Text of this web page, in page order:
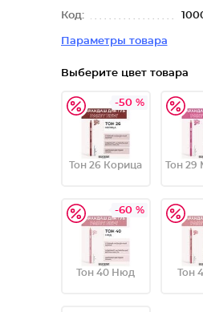
Код:
Параметры товара
Выберите цвет товара
-50 %
Тон 26 Корица Тон 29
-60 %
Тон 40 Нюд Тон